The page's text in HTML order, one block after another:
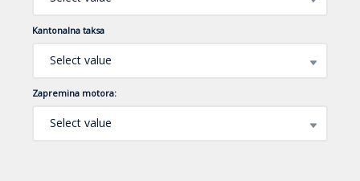
Kantonalna taksa
Select value
Zapremina motora:
Select value